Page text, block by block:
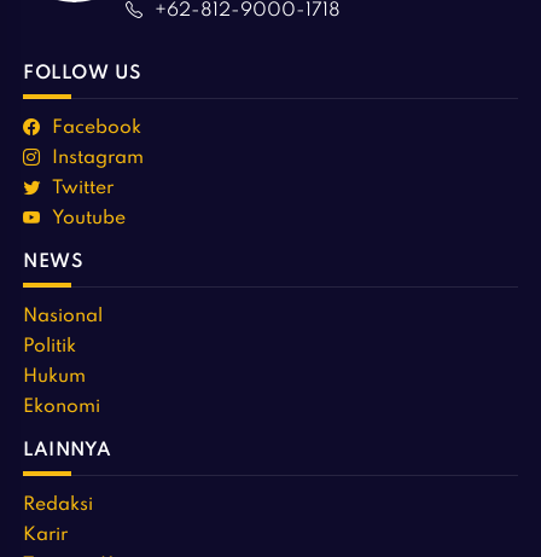
+62-812-9000-1718
FOLLOW US
Facebook
Instagram
Twitter
Youtube
NEWS
Nasional
Politik
Hukum
Ekonomi
LAINNYA
Redaksi
Karir